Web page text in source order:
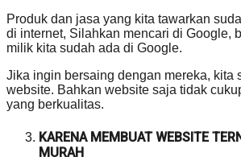
Produk dan jasa yang kita tawarkan
di internet, Silahkan mencari di Google,
milik kita sudah ada di Google.
Jika ingin bersaing dengan mereka, kita
website. Bahkan website saja tidak
yang berkualitas.
KARENA MEMBUAT WEBSITE
MURAH